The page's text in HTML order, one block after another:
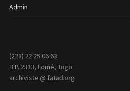
Admin
(228) 22 25 06 63
B.P. 2313, Lomé, Togo
archiviste @ fatad.org